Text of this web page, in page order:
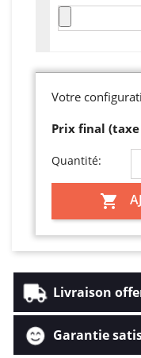
Votre
Prix final
Quantité:

Livraison
Garantie